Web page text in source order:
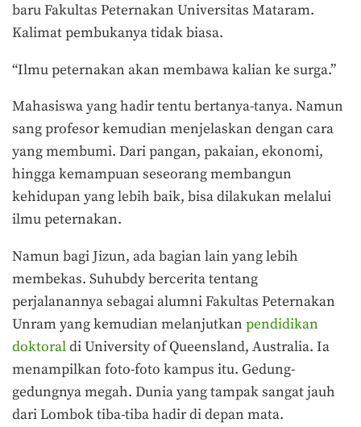
baru Fakultas Peternakan Universitas Mataram.
Kalimat pembukanya tidak biasa.
“Ilmu peternakan akan membawa kalian ke surga.”
Mahasiswa yang hadir tentu bertanya-tanya. Namun
sang profesor kemudian menjelaskan dengan cara
yang membumi. Dari pangan, pakaian, ekonomi,
hingga kemampuan seseorang membangun
kehidupan yang lebih baik, bisa dilakukan melalui
ilmu peternakan.
Namun bagi Jizun, ada bagian lain yang lebih
membekas. Suhubdy bercerita tentang
perjalanannya sebagai alumni Fakultas Peternakan
Unram yang kemudian melanjutkan pendidikan
doktoraldi University of Queensland, Australia. Ia
menampilkan foto-foto kampus itu. Gedung-
gedungnya megah. Dunia yang tampak sangat jauh
dari Lombok tiba-tiba hadir di depan mata.